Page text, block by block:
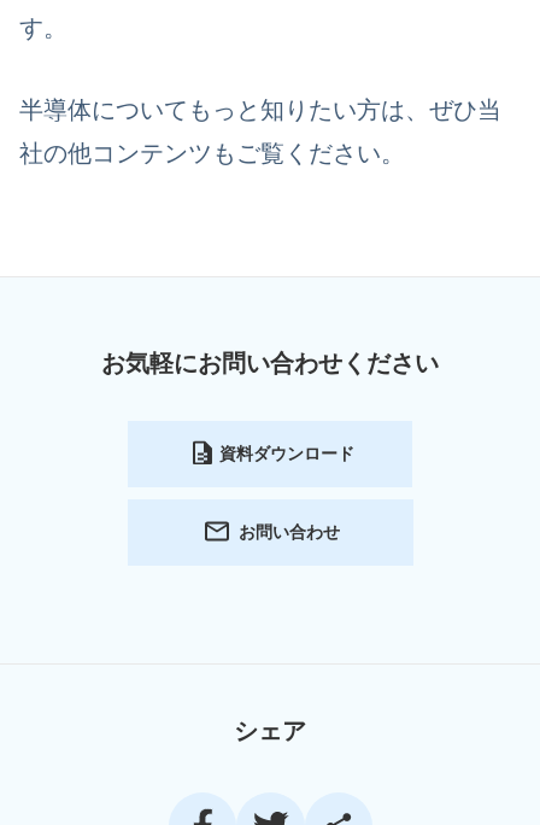
す。
半導体についてもっと知りたい方は、ぜひ当
社の他コンテンツもご覧ください。
お気軽にお問い合わせください
資料ダウンロード
お問い合わせ
シェア